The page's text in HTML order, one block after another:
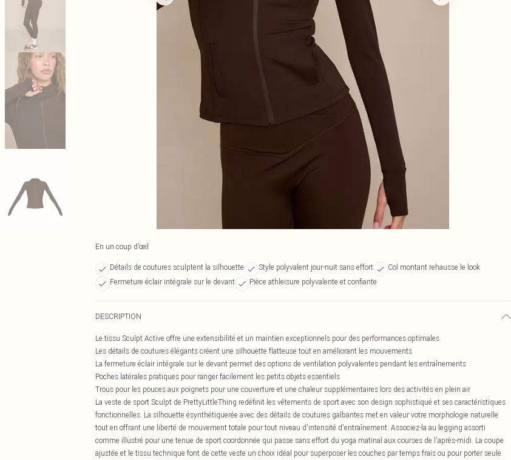
En un coup d’œil
Détails de coutures sculptent la silhouette Style polyvalent jour-nuit sans effort
Col montant rehausse le look
Fermeture éclair intégrale sur le devant
Pièce athleisure polyvalente et confiante
DESCRIPTION
Le tissu Sculpt Active offre une extensibilité et un maintien exceptionnels pour des performances optimales
Les détails de coutures élégants créent une silhouette flatteuse tout en améliorant les mouvements
La fermeture éclair intégrale sur le devant permet des options de ventilation polyvalentes pendant les entraînements
Poches latérales pratiques pour ranger facilement les petits objets essentiels
Trous pour les pouces aux poignets pour une couverture et une chaleur supplémentaires lors des activités en plein air
La veste de sport Sculpt de PrettyLittleThing redéfinit les vêtements de sport avec son design sophistiqué et ses caractéristiques
fonctionnelles. La silhouette ésynthétiquerée avec des détails de coutures galbantes met en valeur votre morphologie naturelle
tout en offrant une liberté de mouvement totale pour tout niveau d'intensité d'entraînement. Associez-la au legging assorti
comme illustré pour une tenue de sport coordonnée qui passe sans effort du yoga matinal aux courses de l'après-midi. La coupe
ajustée et le tissu technique font de cette veste un choix idéal pour superposer les couches par temps frais ou pour porter seule